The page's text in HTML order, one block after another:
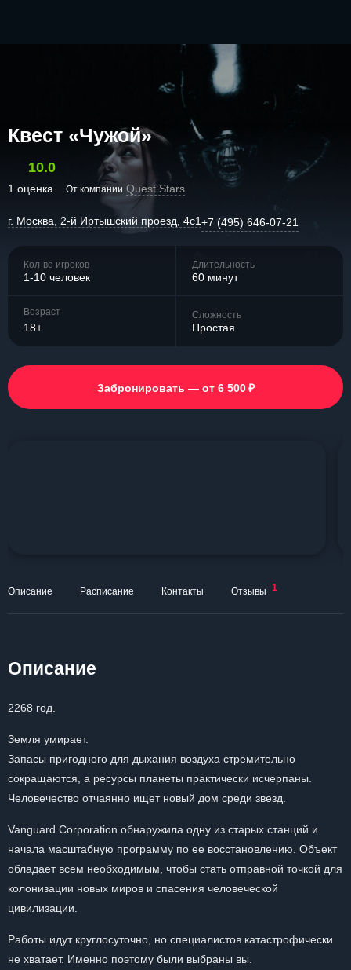
Квест «Чужой»
10.0
1 оценка От компании Quest Stars
г. Москва, 2-й Иртышский проезд, 4с1+7 (495) 646-07-21
Кол-во игроков
1-10 человек
Длительность
60 минут
Возраст
18+
Сложность
Простая
Забронировать — от 6 500 ₽
Описание Расписание Контакты Отзывы 1
Описание
2268 год.
Земля умирает.
Запасы пригодного для дыхания воздуха стремительно
сокращаются, а ресурсы планеты практически исчерпаны.
Человечество отчаянно ищет новый дом среди звезд.
Vanguard Corporation обнаружила одну из старых станций и
начала масштабную программу по ее восстановлению. Объект
обладает всем необходимым, чтобы стать отправной точкой для
колонизации новых миров и спасения человеческой
цивилизации.
Работы идут круглосуточно, но специалистов катастрофически
не хватает. Именно поэтому были выбраны вы.